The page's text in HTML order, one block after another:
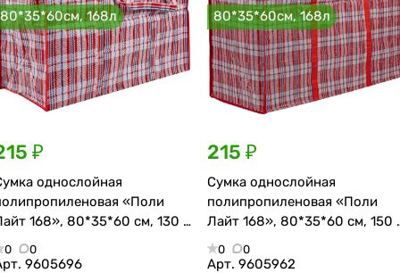
80*35*60см, 168л
₽
однослойная
«Поли
168», 80*35*60 см, 130 г/
красно-синяя
0 0
9605696
80*35*60см, 168л
215 ₽
Сумка однослойная
полипропиленовая «Поли
Лайт 168», 80*35*60 см, 150
м², красно-синяя
0 0
Арт. 9605962